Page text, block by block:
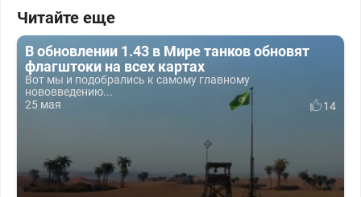
Читайте еще
В обновлении 1.43 в Мире танков обновят
флагштоки на всех картах
Вот мы и подобрались к самому главному
нововведению...
25 мая
14